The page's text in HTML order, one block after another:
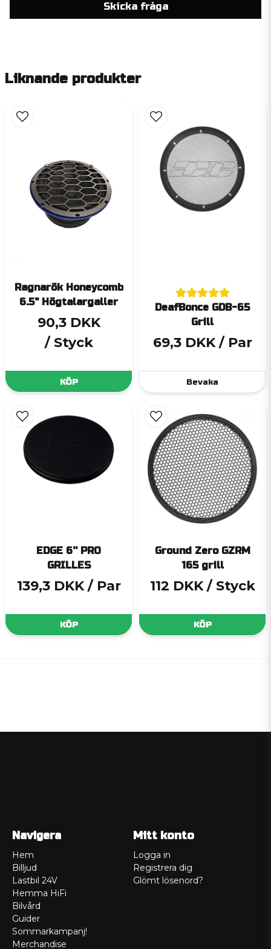
Skicka fråga
Liknande produkter
Ragnarök Honeycomb
6.5" Högtalargaller
90,3 DKK
/ Styck
KÖP
DeafBonce GDB-65
Grill
69,3 DKK / Par
Bevaka
EDGE 6'' PRO
GRILLES
139,3 DKK / Par
KÖP
Ground Zero GZRM
165 grill
112 DKK / Styck
KÖP
Navigera
Hem
Billjud
Lastbil 24V
Hemma HiFi
Bilvård
Guider
Sommarkampanj!
Merchandise
Mitt konto
Logga in
Registrera dig
Glömt lösenord?